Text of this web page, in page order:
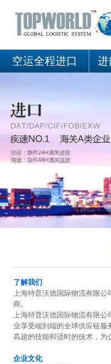
空运全程进口 进
了解我们
上海特普沃德国际物流有限
商。
上海特普沃德国际物流有限
业享受端到端的全球供应链服
高超的技能和适时的技术，为
企业文化